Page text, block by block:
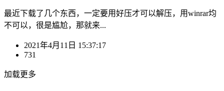
最近下载了几个东西，一定要用好压才可以解压，用winrar均
不可以，很是尴尬，那就来...
2021年4月11日 15:37:17
731
加载更多